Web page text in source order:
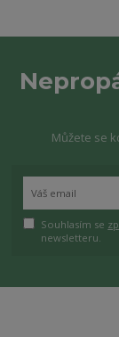
Můžete se
Souhlasím se
newsletteru.